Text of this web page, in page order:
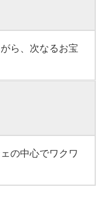
ら、次なるお宝
の中心でワクワ